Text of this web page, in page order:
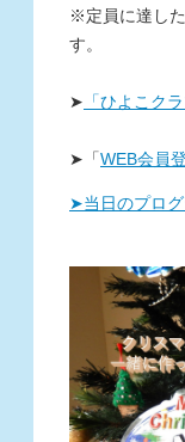
※定員に達し
す。
➤ 「ひよこク
➤ 「WEB会員
➤当日のプロ